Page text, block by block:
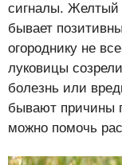
сигналы. Желтый
бывает
огороднику не
луковицы
болезнь или
бывают причины
можно помочь